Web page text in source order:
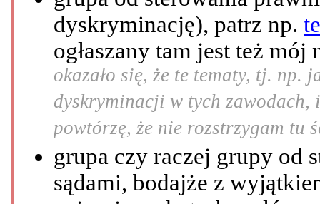
dyskryminację), patrz np.
ogłaszany tam jest też
okazało się, że te tematy, tj. np.
dyskryminacji w tych zawodach,
powtórzę, że nie rozstrzygam tu
grupa czy raczej grupy od
sądami, bodajże z